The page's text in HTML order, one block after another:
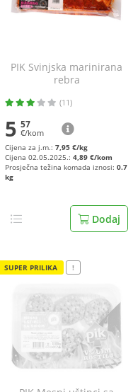
PIK Svinjska marinirana
rebra
(11)
5 57
€/kom
Cijena za j.m.: 7,95 €/kg
Cijena 02.05.2025.: 4,89 €/kom
Prosječna težina komada iznosi: 0.7
kg
Dodaj
SUPER PRILIKA !